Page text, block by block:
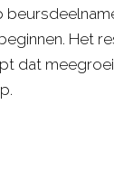
Het
dat